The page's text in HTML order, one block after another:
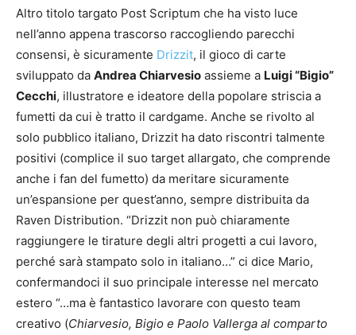
Altro titolo targato Post Scriptum che ha visto luce
nell’anno appena trascorso raccogliendo parecchi
consensi, è sicuramente Drizzit, il gioco di carte
sviluppato da Andrea Chiarvesio assieme a Luigi “Bigio”
Cecchi, illustratore e ideatore della popolare striscia a
fumetti da cui è tratto il cardgame. Anche se rivolto al
solo pubblico italiano, Drizzit ha dato riscontri talmente
positivi (complice il suo target allargato, che comprende
anche i fan del fumetto) da meritare sicuramente
un’espansione per quest’anno, sempre distribuita da
Raven Distribution. “Drizzit non può chiaramente
raggiungere le tirature degli altri progetti a cui lavoro,
perché sarà stampato solo in italiano…” ci dice Mario,
confermandoci il suo principale interesse nel mercato
estero “…ma è fantastico lavorare con questo team
creativo (Chiarvesio, Bigio e Paolo Vallerga al comparto